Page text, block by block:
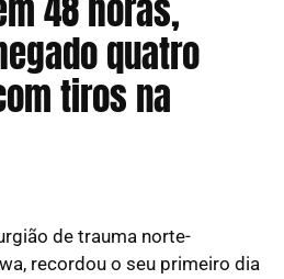
quatro
tiros na
de trauma norte-
recordou o seu primeiro dia